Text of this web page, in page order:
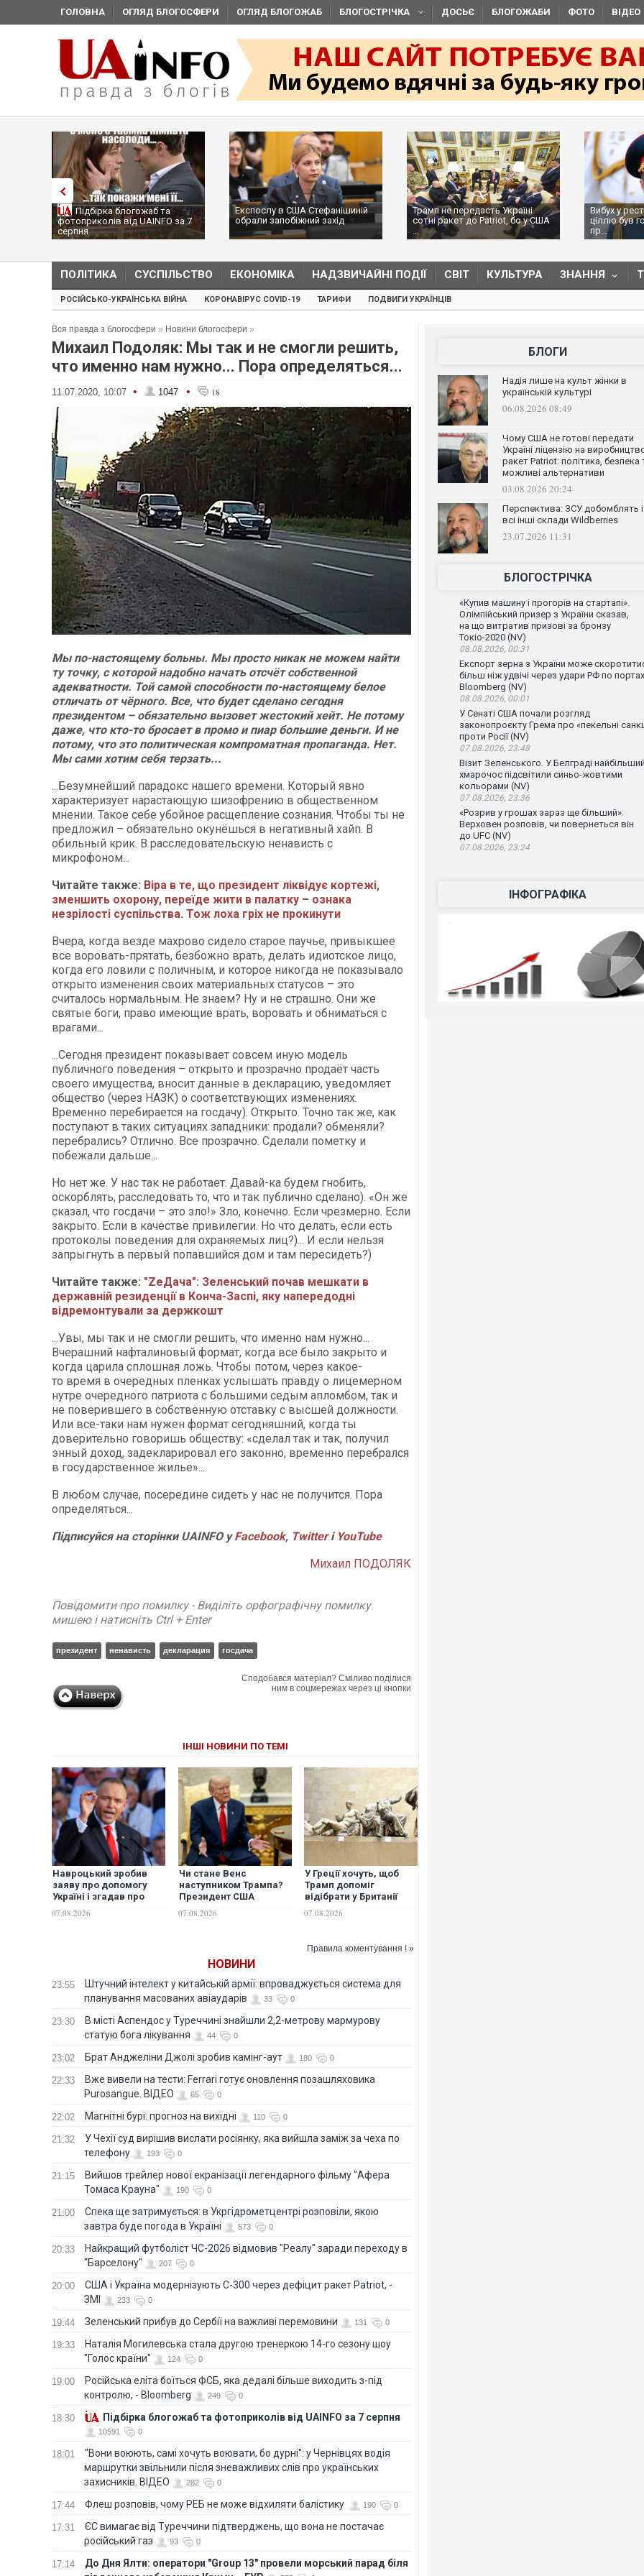
ГОЛОВНА ОГЛЯД БЛОГОСФЕРИ ОГЛЯД БЛОГОЖАБ БЛОГОСТРІЧКА ДОСЬЄ БЛОГОЖАБИ ФОТО ВІДЕО
Підбірка блогожаб та
фотоприколів від UAINFO за 7
серпня
Експослу в США Стефанішиній
обрали запобіжний захід
Трамп не передасть Україні
сотні ракет до Patriot, бо у США
...
Вибух у
ціллю був
пр...
ПОЛІТИКА СУСПІЛЬСТВО ЕКОНОМІКА НАДЗВИЧАЙНІ ПОДІЇ СВІТ КУЛЬТУРА ЗНАННЯ
РОСІЙСЬКО-УКРАЇНСЬКА ВІЙНА КОРОНАВІРУС COVID-19 ТАРИФИ ПОДВИГИ УКРАЇНЦІВ
Вся правда з блогосфери » Новини блогосфери »
Михаил Подоляк: Мы так и не смогли решить,
что именно нам нужно... Пора определяться...
11.07.2020, 10:07 • 1047 • 18
Мы по-настоящему больны. Мы просто никак не можем найти
ту точку, с которой надобно начать отсчёт собственной
адекватности. Той самой способности по-настоящему белое
отличать от чёрного. Все, что будет сделано сегодня
президентом – обязательно вызовет жестокий хейт. Не потому
даже, что кто-то бросает в промо и пиар большие деньги. И не
потому, что это политическая компроматная пропаганда. Нет.
Мы сами хотим себя терзать...
...Безумнейший парадокс нашего времени. Который явно
характеризует нарастающую шизофрению в общественном
мнении. Такое себе убойное расщепление сознания. Чтобы ты не
предложил – обязательно окунёшься в негативный хайп. В
обильный крик. В расследовательскую ненависть с
микрофоном...
Читайте также: Віра в те, що президент ліквідує кортежі,
зменшить охорону, переїде жити в палатку – ознака
незрілості суспільства. Тож лоха гріх не прокинути
Вчера, когда везде махрово сидело старое паучье, привыкшее
все воровать-прятать, безбожно врать, делать идиотское лицо,
когда его ловили с поличным, и которое никогда не показывало
открыто изменения своих материальных статусов – это
считалось нормальным. Не знаем? Ну и не страшно. Они же
святые боги, право имеющие врать, воровать и обниматься с
врагами...
...Сегодня президент показывает совсем иную модель
публичного поведения – открыто и прозрачно продаёт часть
своего имущества, вносит данные в декларацию, уведомляет
общество (через НАЗК) о соответствующих изменениях.
Временно перебирается на госдачу). Открыто. Точно так же, как
поступают в таких ситуациях западники: продали? обменяли?
перебрались? Отлично. Все прозрачно. Сделали пометку и
побежали дальше...
Но нет же. У нас так не работает. Давай-ка будем гнобить,
оскорблять, расследовать то, что и так публично сделано). «Он же
сказал, что госдачи – это зло!» Зло, конечно. Если чрезмерно. Если
закрыто. Если в качестве привилегии. Но что делать, если есть
протоколы поведения для охраняемых лиц?)... И если нельзя
запрыгнуть в первый попавшийся дом и там пересидеть?)
Читайте также: "ZeДача": Зеленський почав мешкати в
державній резиденції в Конча-Заспі, яку напередодні
відремонтували за держкошт
...Увы, мы так и не смогли решить, что именно нам нужно...
Вчерашний нафталиновый формат, когда все было закрыто и
когда царила сплошная ложь. Чтобы потом, через какое-
то время в очередных пленках услышать правду о лицемерном
нутре очередного патриота с большими седым апломбом, так и
не поверившего в собственную отставку с высшей должности.
Или все-таки нам нужен формат сегодняшний, когда ты
доверительно говоришь обществу: «сделал так и так, получил
энный доход, задекларировал его законно, временно перебрался
в государственное жилье»...
В любом случае, посередине сидеть у нас не получится. Пора
определяться...
Підписуйся на сторінки UAINFO уFacebook, Twitterі YouTube
Михаил ПОДОЛЯК
Повідомити про помилку - Виділіть орфографічну помилку
мишею і натисніть Ctrl + Enter
президент ненависть декларация госдача
Сподобався матеріал? Сміливо поділися
ним в соцмережах через ці кнопки
ІНШІ НОВИНИ ПО ТЕМІ
Навроцький зробив
заяву про допомогу
Україні і згадав про
07.08.2026
Чи стане Венс
наступником Трампа?
Президент США
неочікуваною заявою
07.08.2026
У Греції хочуть, щоб
Трамп допоміг
відібрати у Британії
Парфенону
07.08.2026
Правила коментування ! »
НОВИНИ
23:55
Штучний інтелект у китайській армії: впроваджується система для
планування масованих авіаударів
33 0
23:30
В місті Аспендос у Туреччині знайшли 2,2-метрову мармурову
статую бога лікування
44 0
23:02 Брат Анджеліни Джолі зробив камінг-аут 180 0
22:33
Вже вивели на тести: Ferrari готує оновлення позашляховика
Purosangue. ВІДЕО
65 0
22:02 Магнітні бурі: прогноз на вихідні 110 0
21:32
У Чехії суд вирішив вислати росіянку, яка вийшла заміж за чеха по
телефону
193 0
21:15
Вийшов трейлер нової екранізації легендарного фільму "Афера
Томаса Крауна"
190 0
21:00
Спека ще затримується: в Укргідрометцентрі розповіли, якою
завтра буде погода в Україні
573 0
20:33
Найкращий футболіст ЧС-2026 відмовив "Реалу" заради переходу в
"Барселону"
207 0
20:00
США і Україна модернізують С-300 через дефіцит ракет Patriot, -
ЗМІ
233 0
19:44 Зеленський прибув до Сербії на важливі перемовини 131 0
19:33
Наталія Могилевська стала другою тренеркою 14-го сезону шоу
"Голос країни"
124 0
19:00
Російська еліта боїться ФСБ, яка дедалі більше виходить з-під
контролю, - Bloomberg
249 0
18:30 Підбірка блогожаб та фотоприколів від UAINFO за 7 серпня
10591 0
18:01
"Вони воюють, самі хочуть воювати, бо дурні": у Чернівцях водія
маршрутки звільнили після зневажливих слів про українських
захисників. ВІДЕО
282 0
17:44 Флеш розповів, чому РЕБ не може відхиляти балістику 190 0
17:31
ЄС вимагає від Туреччини підтверджень, що вона не постачає
російський газ
93 0
17:14
До Дня Ялти: оператори "Group 13" провели морський парад біля
БЛОГИ
Надія лише на культ жінки в
українській культурі
06.08.2026 08:49
Чому США не готові передати
Україні ліцензію на
ракет Patriot: політика, безпека
можливі альтернативи
03.08.2026 20:24
Перспектива: ЗСУ добомблять і
всі інші склади Wildberries
23.07.2026 11:31
БЛОГОСТРІЧКА
«Купив машину і прогорів на стартапі».
Олімпійський призер з України сказав,
на що витратив призові за бронзу
Токіо-2020 (NV)
08.08.2026, 00:31
Експорт зерна з України може
більш ніж удвічі через удари РФ по
Bloomberg (NV)
08.08.2026, 00:01
У Сенаті США почали розгляд
законопроєкту Грема про «пекельні
проти Росії (NV)
07.08.2026, 23:48
Візит Зеленського. У Белграді найбільший
хмарочос підсвітили синьо-жовтими
кольорами (NV)
07.08.2026, 23:36
«Розрив у грошах зараз ще більший»:
Верховен розповів, чи повернеться він
до UFC (NV)
07.08.2026, 23:24
ІНФОГРАФІКА